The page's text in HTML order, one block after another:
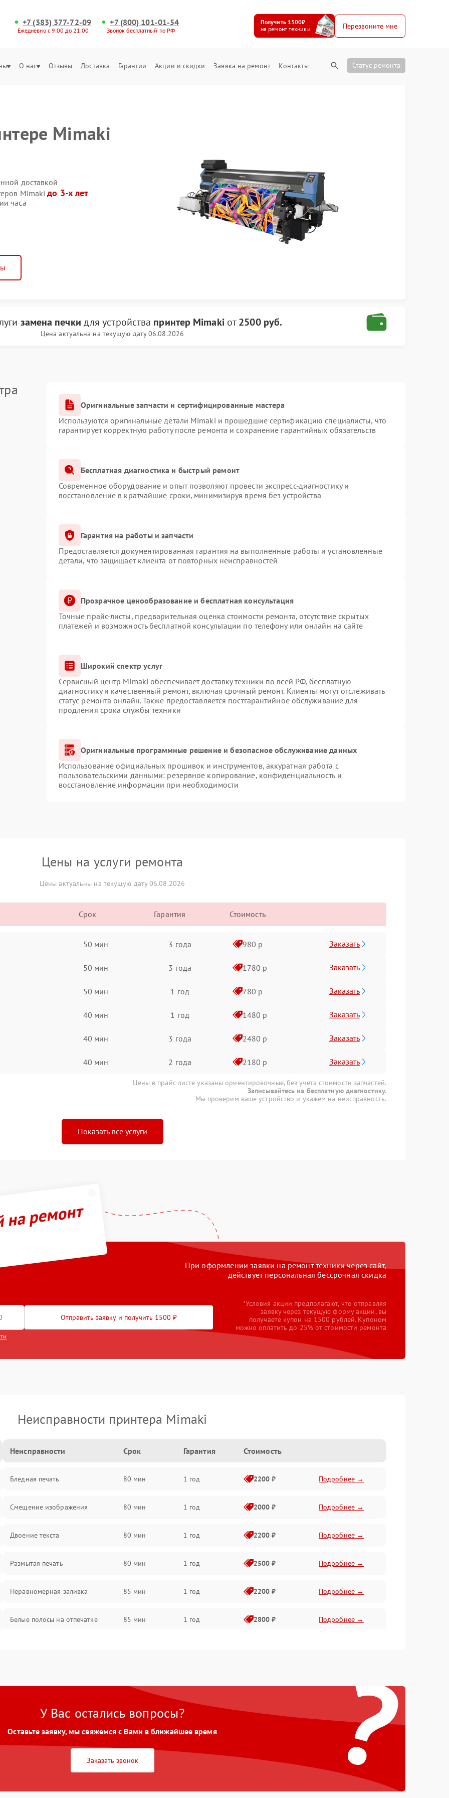
+7 (383) 377-72-09
Ежедневно с 9:00 до 21:00
+7 (800) 101-01-54
Звонок бесплатный по РФ
Получить 1500₽
на ремонт техники
Перезвоните мне
О нас Отзывы Доставка Гарантии Акции и скидки Заявка на ремонт Контакты Статус ремонта
Mimaki
доставкой
Mimakiдо 3-х лет
часа
замена печки для устройства принтер Mimakiот2500 руб.
Цена актуальна на текущую дату 06.08.2026
Оригинальные запчасти и сертифицированные мастера
Используются оригинальные детали Mimaki и прошедшие сертификацию специалисты, что
гарантирует корректную работу после ремонта и сохранение гарантийных обязательств
Бесплатная диагностика и быстрый ремонт
Современное оборудование и опыт позволяют провести экспресс-диагностику и
восстановление в кратчайшие сроки, минимизируя время без устройства
Гарантия на работы и запчасти
Предоставляется документированная гарантия на выполненные работы и установленные
детали, что защищает клиента от повторных неисправностей
Прозрачное ценообразование и бесплатная консультация
Точные прайс-листы, предварительная оценка стоимости ремонта, отсутствие скрытых
платежей и возможность бесплатной консультации по телефону или онлайн на сайте
Широкий спектр услуг
Сервисный центр Mimaki обеспечивает доставку техники по всей РФ, бесплатную
диагностику и качественный ремонт, включая срочный ремонт. Клиенты могут отслеживать
статус ремонта онлайн. Также предоставляется постгарантийное обслуживание для
продления срока службы техники
Оригинальные программные решение и безопасное обслуживание данных
Использование официальных прошивок и инструментов, аккуратная работа с
пользовательскими данными: резервное копирование, конфиденциальность и
восстановление информации при необходимости
Цены на услуги ремонта
Цены актуальны на текущую дату 06.08.2026
Срок Гарантия Стоимость
50 мин 3 года 980 р Заказать
50 мин 3 года 1780 р Заказать
50 мин 1 год 780 р Заказать
40 мин 1 год 1480 р Заказать
40 мин 3 года 2480 р Заказать
40 мин 2 года 2180 р Заказать
Цены в прайс-листе указаны ориентировочные, без учета стоимости запчастей.
Записывайтесь на бесплатную диагностику.
Мы проверим ваше устройство и укажем на неисправность.
Показать все услуги
ремонт
При оформлении заявки на ремонт техники через сайт,
действует персональная бессрочная скидка
Отправить заявку и получить 1500 ₽
*Условия акции предполагают, что отправляя
заявку через текущую форму акции, вы
получаете купон на 1500 рублей. Купоном
можно оплатить до 25% от стоимости ремонта
Неисправности принтера Mimaki
Неисправности Срок Гарантия Стоимость
Бледная печать 80 мин 1 год 2200 ₽ Подробнее →
Смещение изображения 80 мин 1 год 2000 ₽ Подробнее →
Двоение текста 80 мин 1 год 2200 ₽ Подробнее →
Размытая печать 80 мин 1 год 2500 ₽ Подробнее →
Неравномерная заливка 85 мин 1 год 2200 ₽ Подробнее →
Белые полосы на отпечатке 85 мин 1 год 2800 ₽ Подробнее →
?
У Вас остались вопросы?
Оставьте заявку, мы свяжемся с Вами в ближайшее время
Заказать звонок